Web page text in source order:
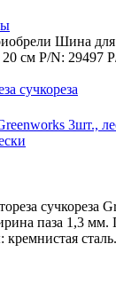
Шина для
см P/N: 29497
сучкореза
3шт.,
сучкореза
паза 1,3 мм.